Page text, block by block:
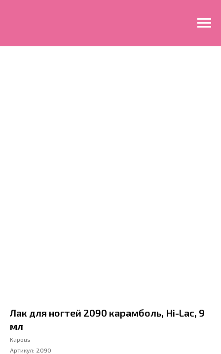
Лак для ногтей 2090 карамболь, Hi-Lac, 9
мл
Kapous
Артикул: 2090